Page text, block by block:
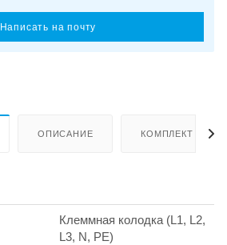
Написать на почту
ОПИСАНИЕ КОМПЛЕКТ
Клеммная колодка (L1, L2,
L3, N, PE)